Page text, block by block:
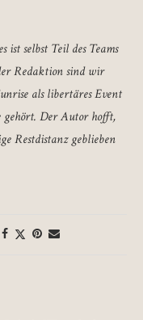
ist selbst Teil des Teams
Redaktion sind wir
als libertäres Event
gehört. Der Autor hofft,
Restdistanz geblieben